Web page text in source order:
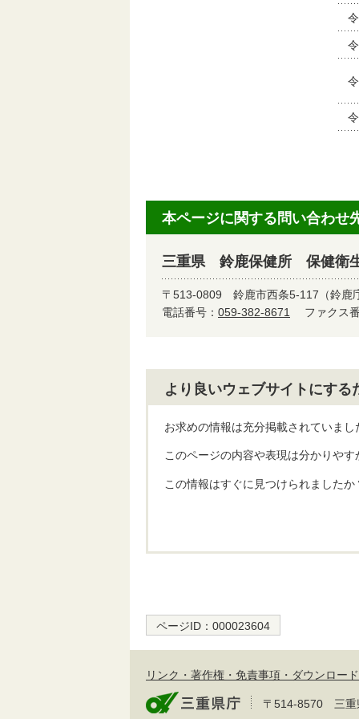
本ページに関する問い合わせ
三重県 鈴鹿保健所 保健衛
〒513-0809 鈴鹿市西条5-117（鈴鹿
電話番号： 059-382-8671 ファクス
より良いウェブサイトにす
お求めの情報は充分掲載されていまし
このページの内容や表現は分かりやす
この情報はすぐに見つけられましたか
ページID： 000023604
リンク・著作権・免責事項・ダウンロード
〒514-8570 三重